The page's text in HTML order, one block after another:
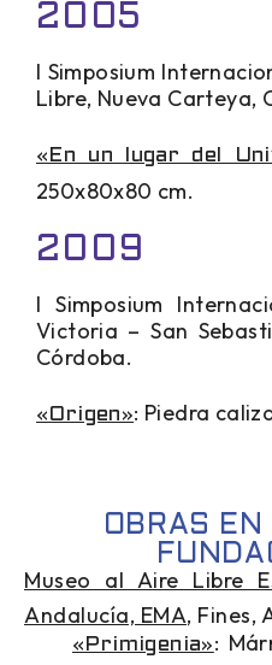
2005
I Simposium
Libre, Nueva Carteya,
«En un lugar del
250x80x80 cm.
2009
I Simposium
Victoria – San
Córdoba.
«Origen»: Piedra
OBRAS EN
Museo al Aire Libre
Andalucía, EMA, Fines,
«Primigenia»: